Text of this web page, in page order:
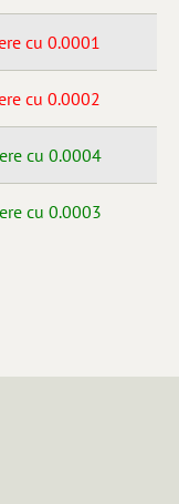
cu 0.0001
cu 0.0002
cu 0.0004
cu 0.0003